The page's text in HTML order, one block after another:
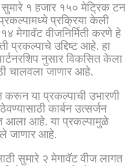
सुमारे १ हजार १५० मेट्रिक टन
प्रक्रिया केली
मेगावॅट वीजनिर्मिती करणे हे
प्रकल्पाचे उद्दिष्ट आहे. हा
नुसार विकसित केला
चालवला जाणार आहे.
या प्रकल्पाची उभारणी
कार्बन उत्सर्जन
आला आहे. या प्रकल्पामुळे
जाणार आहे.
सुमारे २ मेगावॅट वीज लागत